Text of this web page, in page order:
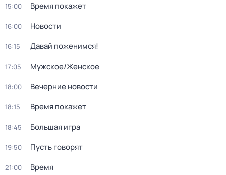
15:00 Время покажет
16:00 Новости
16:15 Давай поженимся!
17:05 Мужское/Женское
18:00 Вечерние новости
18:15 Время покажет
18:45 Большая игра
19:50 Пусть говорят
21:00 Время